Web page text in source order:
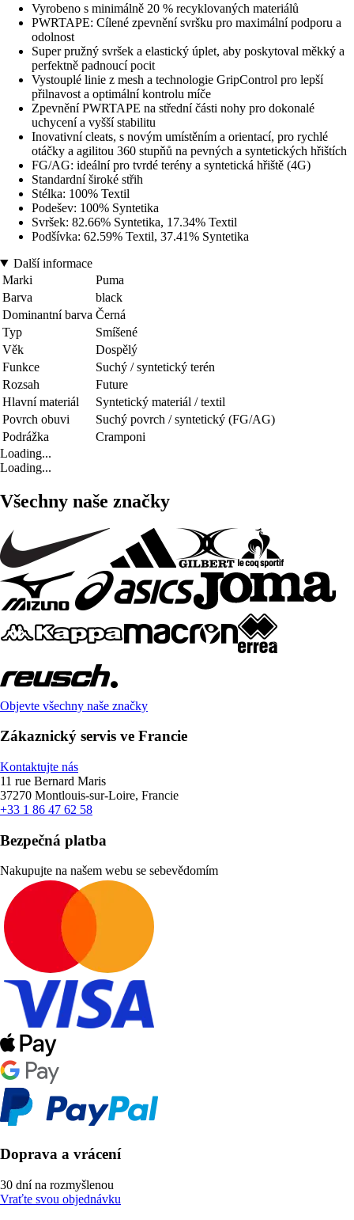
Vyrobeno s minimálně 20 % recyklovaných materiálů
PWRTAPE: Cílené zpevnění svršku pro maximální podporu a
odolnost
Super pružný svršek a elastický úplet, aby poskytoval měkký a
perfektně padnoucí pocit
Vystouplé linie z mesh a technologie GripControl pro lepší
přilnavost a optimální kontrolu míče
Zpevnění PWRTAPE na střední části nohy pro dokonalé
uchycení a vyšší stabilitu
Inovativní cleats, s novým umístěním a orientací, pro rychlé
otáčky a agilitou 360 stupňů na pevných a syntetických hřištích
FG/AG: ideální pro tvrdé terény a syntetická hřiště (4G)
Standardní široké střih
Stélka: 100% Textil
Podešev: 100% Syntetika
Svršek: 82.66% Syntetika, 17.34% Textil
Podšívka: 62.59% Textil, 37.41% Syntetika
Další informace
Marki
Puma
Barva
black
Dominantní barva Černá
Typ
Smíšené
Věk
Dospělý
Funkce
Suchý / syntetický terén
Rozsah
Future
Hlavní materiál
Syntetický materiál / textil
Povrch obuvi
Suchý povrch / syntetický (FG/AG)
Podrážka
Cramponi
Loading...
Loading...
Všechny naše značky
Objevte všechny naše značky
Zákaznický servis ve Francie
Kontaktujte nás
11 rue Bernard Maris
37270 Montlouis-sur-Loire, Francie
+33 1 86 47 62 58
Bezpečná platba
Nakupujte na našem webu se sebevědomím
Doprava a vrácení
30 dní na rozmyšlenou
Vraťte svou objednávku